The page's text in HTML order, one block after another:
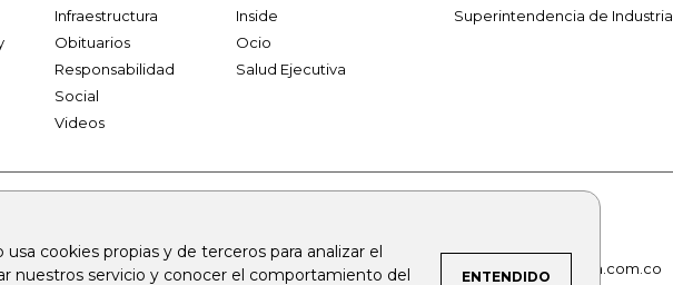
usa cookies propias y de terceros para analizar el
nuestros servicio y conocer el comportamiento del
ENTENDIDO
Infraestructura
Inside
Obituarios
Ocio
Responsabilidad
Social
Salud Ejecutiva
Videos
Superintendencia de
firmasdeabogados.com
bolsaencolombia.com
canalrcn.com rcnradio.com noticiasrcn.com lafm.com.co alerta.com.co